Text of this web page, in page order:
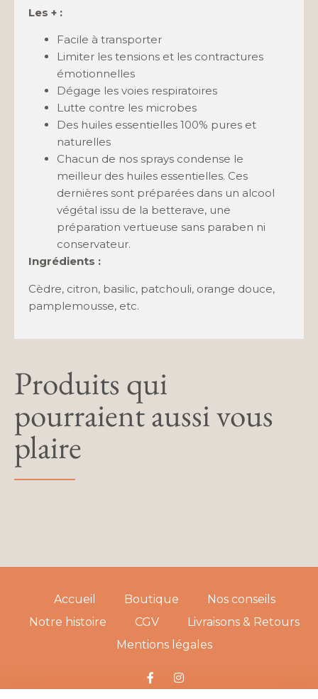
Les + :
Facile à transporter
Limiter les tensions et les contractures
émotionnelles
Dégage les voies respiratoires
Lutte contre les microbes
Des huiles essentielles 100% pures et
naturelles
Chacun de nos sprays condense le
meilleur des huiles essentielles. Ces
dernières sont préparées dans un alcool
végétal issu de la betterave, une
préparation vertueuse sans paraben ni
conservateur.
Ingrédients :
Cèdre, citron, basilic, patchouli, orange douce,
pamplemousse, etc.
Produits qui
pourraient aussi vous
plaire
Accueil Boutique
Nos conseils
Notre histoire
CGV
Livraisons & Retours
Mentions légales